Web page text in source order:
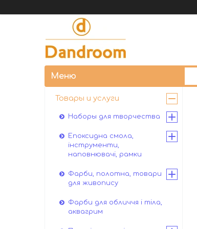
Товары и услуги
Наборы для творчества
Епоксидна смола,
інструменти,
наповнювачі, рамки
Фарби, полотна, товари
для живопису
Фарби для обличчя і тіла,
аквагрим